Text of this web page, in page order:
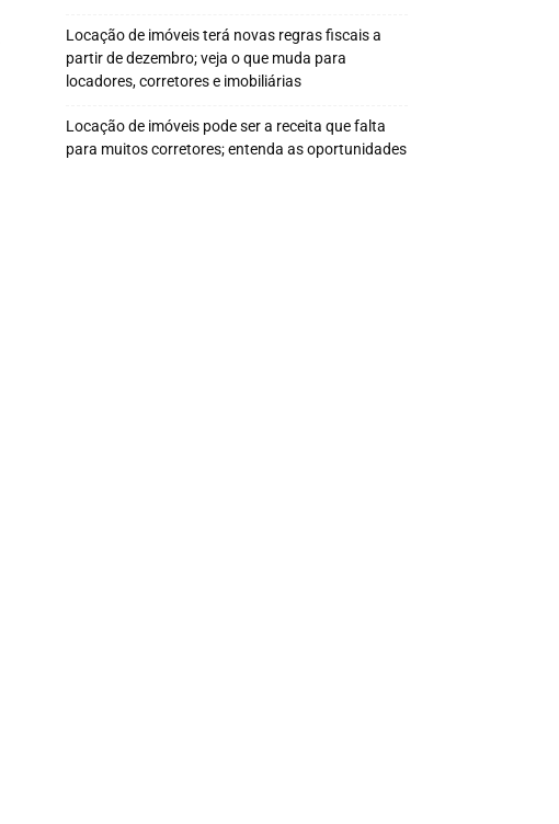
Locação de imóveis terá novas regras fiscais a
partir de dezembro; veja o que muda para
locadores, corretores e imobiliárias
Locação de imóveis pode ser a receita que falta
para muitos corretores; entenda as oportunidades